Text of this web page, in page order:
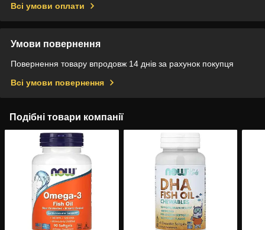
Всі умови оплати
Умови повернення
Повернення товару впродовж 14 днів за рахунок покупця
Всі умови повернення
Подібні товари компанії